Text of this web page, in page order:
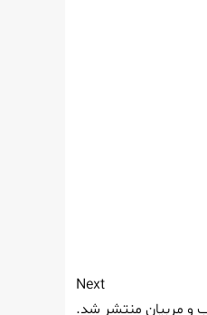
Next
و مربیان منتشر شد.